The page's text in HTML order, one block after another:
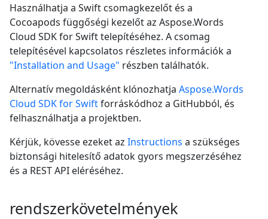
Használhatja a Swift csomagkezelőt és a
Cocoapods függőségi kezelőt az Aspose.Words
Cloud SDK for Swift telepítéséhez. A csomag
telepítésével kapcsolatos részletes információk a
"Installation and Usage" részben találhatók.
Alternatív megoldásként klónozhatja Aspose.Words
Cloud SDK for Swiftforráskódhoz a GitHubból, és
felhasználhatja a projektben.
Kérjük, kövesse ezeket az Instructions a szükséges
biztonsági hitelesítő adatok gyors megszerzéséhez
és a REST API eléréséhez.
rendszerkövetelmények